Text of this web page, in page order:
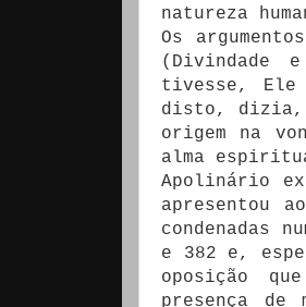
natureza
Os
(Divindade
tivesse, Ele
disto, dizia,
origem na
alma
Apolinário
apresentou
condenadas
e 382 e,
oposição
presença